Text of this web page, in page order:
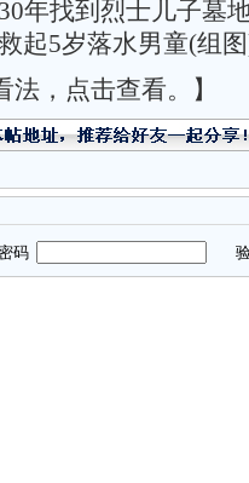
年找到烈士儿子墓
起5岁落水男童(组
，点击查看。】
验